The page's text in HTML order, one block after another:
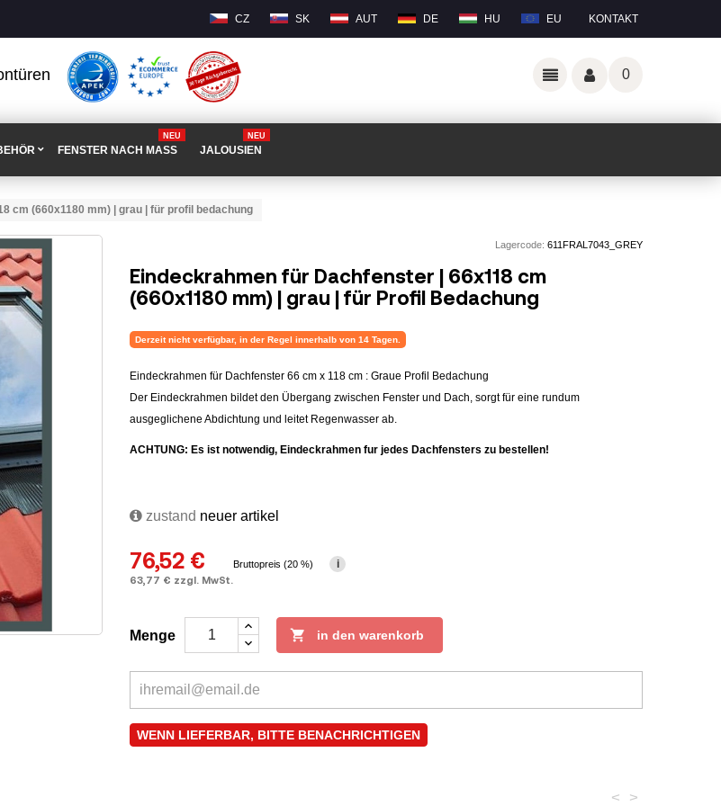
CZ SK AUT DE HU EU KONTAKT
0
FENSTER NACH MASS
NEU
JALOUSIEN
NEU
cm (660x1180 mm) | grau | für profil bedachung
Lagercode: 611FRAL7043_GREY
Eindeckrahmen für Dachfenster | 66x118 cm
(660x1180 mm) | grau | für Profil Bedachung
Derzeit nicht verfügbar, in der Regel innerhalb von 14 Tagen.
Eindeckrahmen für Dachfenster 66 cm x 118 cm : Graue Profil Bedachung
Der Eindeckrahmen bildet den Übergang zwischen Fenster und Dach, sorgt für eine rundum
ausgeglichene Abdichtung und leitet Regenwasser ab.
ACHTUNG: Es ist notwendig, Eindeckrahmen fur jedes Dachfensters zu bestellen!
zustand neuer artikel
76,52 €
63,77 € zzgl. MwSt.
Bruttopreis (20 %) i
Menge  in den warenkorb
WENN LIEFERBAR, BITTE BENACHRICHTIGEN
>
<